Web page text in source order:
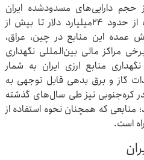
حجم دارایی‌های مسدودشده ایران
متفاوت است و ارقام مطرح‌شده از حدود ۲۴میلیارد دلار تا بیش از
عمده این منابع در چین، عراق،
مراکز مالی بین‌المللی نگهداری
منابع ارزی ایران به شمار
گاز و برق بدهی قابل توجهی به
در کره‌جنوبی نیز طی سال‌های گذشته
که همچنان نحوه استفاده از
است.